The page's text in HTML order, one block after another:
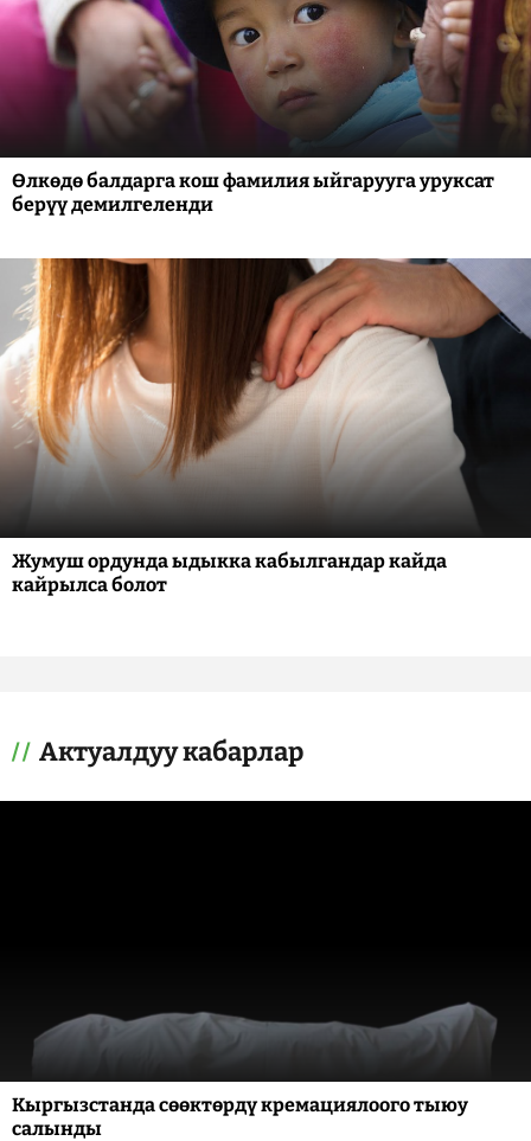
Өлкөдө балдарга кош фамилия ыйгарууга уруксат
берүү демилгеленди
Жумуш ордунда ыдыкка кабылгандар кайда
кайрылса болот
Актуалдуу кабарлар
Кыргызстанда сөөктөрдү кремациялоого тыюу
салынды